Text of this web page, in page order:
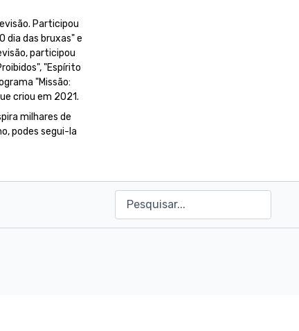
Participou
dia das bruxas" e
participou
"Espírito
"Missão:
criou em 2021.
milhares de
podes segui-la